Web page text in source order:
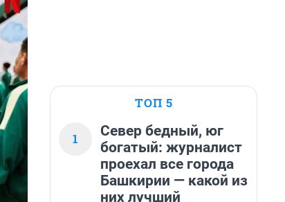
ТОП 5
1
Север бедный, юг
богатый: журналист
проехал все города
Башкирии — какой из
них лучший